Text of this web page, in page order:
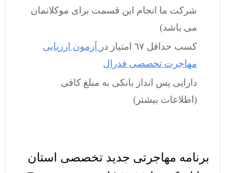
شرکت ما انجام این قسمت برای موکلانمان
می باشد)
کسب حداقل ٦٧ امتیاز در
آزمون ارزیابی
مهاجرت تخصصی فدرال
دارایی پس انداز بانکی به مبلغ کافی
(اطلاعات بیشتر)
برنامه مهاجرتی جدید تخصصی استان